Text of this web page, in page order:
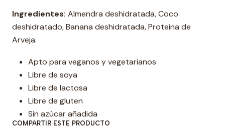
Ingredientes: Almendra deshidratada, Coco
deshidratado, Banana deshidratada, Proteína de
Arveja.
Apto para veganos y vegetarianos
Libre de soya
Libre de lactosa
Libre de gluten
Sin azúcar añadida
COMPARTIR ESTE PRODUCTO